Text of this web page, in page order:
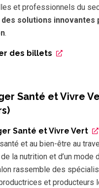
et professionnels du
solutions innovantes
.
des billets
Santé et Vivre
Santé et Vivre Vert
et au bien-être au
de la nutrition et d’un mode
rassemble des
et producteurs